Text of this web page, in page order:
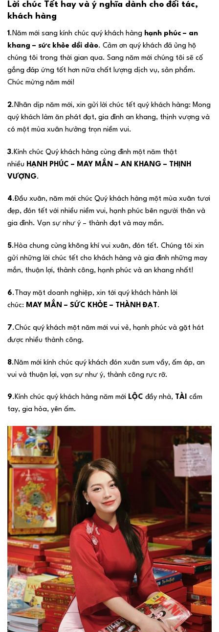
Lời chúc Tết hay và ý nghĩa dành cho đối tác,
khách hàng
1 .Năm mới sang kính chúc quý khách hàng hạnh phúc – an
khang – sức khỏe dồi dào. Cảm ơn quý khách đã ủng hộ
chúng tôi trong thời gian qua. Sang năm mới chúng tôi sẽ cố
gắng đáp ứng tốt hơn nữa chất lượng dịch vụ, sản phẩm.
Chúc mừng năm mới!
2.Nhân dịp năm mới, xin gửi lời chúc tết quý khách hàng: Mong
quý khách làm ăn phát đạt, gia đình an khang, thịnh vượng và
có một mùa xuân hưởng trọn niềm vui.
3.Kính chúc Quý khách hàng cùng đình một năm thật
nhiều HẠNH PHÚC – MAY MẮN – AN KHANG – THỊNH
VƯỢNG.
4.Đầu xuân, năm mới chúc Quý khách hàng một mùa xuân tươi
đẹp, đón tết với nhiều niềm vui, hạnh phúc bên người thân và
gia đình. Vạn sự như ý – thành đạt và may mắn.
5.Hòa chung cùng không khí vui xuân, đón tết. Chúng tôi xin
gửi những lời chúc tết cho khách hàng và gia đình những may
mắn, thuận lợi, thành công, hạnh phúc và an khang nhất!
6.Thay mặt doanh nghiệp, xin tới quý khách hành lời
chúc: MAY MẮN – SỨC KHỎE – THÀNH ĐẠT .
7.Chúc quý khách một năm mới vui vẻ, hạnh phúc và gặt hát
được nhiều thành công.
8.Năm mới kính chúc quý khách đón xuân sum vầy, ấm áp, an
vui và thuận lợi, vạn sự như ý, thành công rực rỡ.
9.Kính chúc quý khách hàng năm mới LỘC đầy nhà, TÀI cầm
tay, gia hòa, yên ấm.